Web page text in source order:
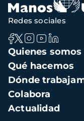
Navegación
principal
Quienes somos
Qué hacemos
Dónde
Colabora
Actualidad
Redes sociales